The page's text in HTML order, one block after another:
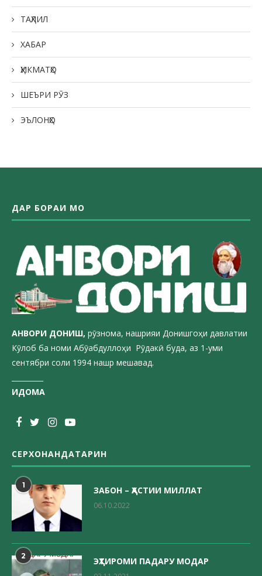
ТАҲЛИЛ
ХАБАР
ҲИКМАТҲО
ШЕЪРИ РӮЗ
ЭЪЛОНҲО
ДАР БОРАИ МО
АНВОРИ ДОНИШ, рӯзнома, нашрияи Донишгоҳи давлатии
Кӯлоб ба номи Абӯабдуллоҳи Рӯдакӣ буда, аз 1-уми
сентябри соли 1994 нашр мешавад.
ИДОМА
СЕРХОНАНДАТАРИН
1 ЗАБОН – ҲАСТИИ МИЛЛАТ
06.10.2022
2 ЭҲТИРОМИ ПАДАРУ МОДАР